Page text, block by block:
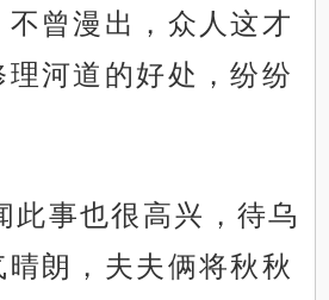
曾漫出，众人这才
河道的好处，纷纷
此事也很高兴，待乌
朗，夫夫俩将秋秋